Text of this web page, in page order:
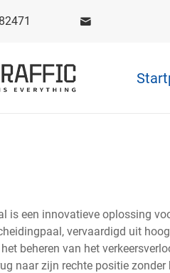
is een innovatieve oplossing
vervaardigd uit
beheren van het
naar zijn rechte positie